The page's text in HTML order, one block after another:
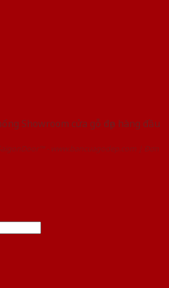
Showroom cửa gỗ đẹp hàng đầu
- www.bancuagodep.com | Đơn